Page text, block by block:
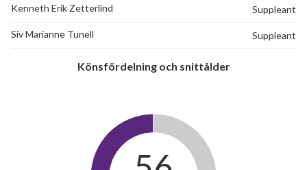
Kenneth Erik Zetterlind Suppleant
Siv Marianne Tunell Suppleant
Könsfördelning och snittålder